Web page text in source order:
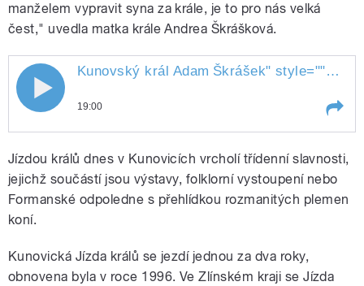
manželem vypravit syna za krále, je to pro nás velká
čest," uvedla matka krále Andrea Škrášková.
Kunovský král Adam Škrášek
Kunovský král Adam Škrášek" style="">
19:00
Jízdou králů dnes v Kunovicích vrcholí třídenní slavnosti,
jejichž součástí jsou výstavy, folklorní vystoupení nebo
Formanské odpoledne s přehlídkou rozmanitých plemen
koní.
Kunovická Jízda králů se jezdí jednou za dva roky,
obnovena byla v roce 1996. Ve Zlínském kraji se Jízda